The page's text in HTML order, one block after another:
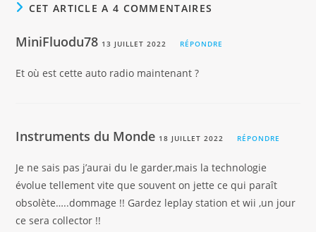
CET ARTICLE A 4 COMMENTAIRES
MiniFluodu78 13 JUILLET 2022 RÉPONDRE
Et où est cette auto radio maintenant ?
Instruments du Monde 18 JUILLET 2022 RÉPONDRE
Je ne sais pas j’aurai du le garder,mais la technologie
évolue tellement vite que souvent on jette ce qui paraît
obsolète…..dommage !! Gardez leplay station et wii ,un jour
ce sera collector !!